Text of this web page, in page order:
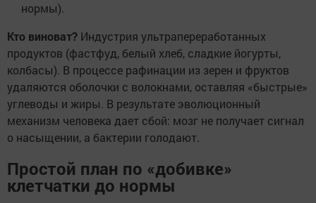
нормы).
Кто виноват? Индустрия ультрапереработанных
продуктов (фастфуд, белый хлеб, сладкие йогурты,
колбасы). В процессе рафинации из зерен и фруктов
удаляются оболочки с волокнами, оставляя «быстрые»
углеводы и жиры. В результате эволюционный
механизм человека дает сбой: мозг не получает сигнал
о насыщении, а бактерии голодают.
Простой план по «добивке»
клетчатки до нормы